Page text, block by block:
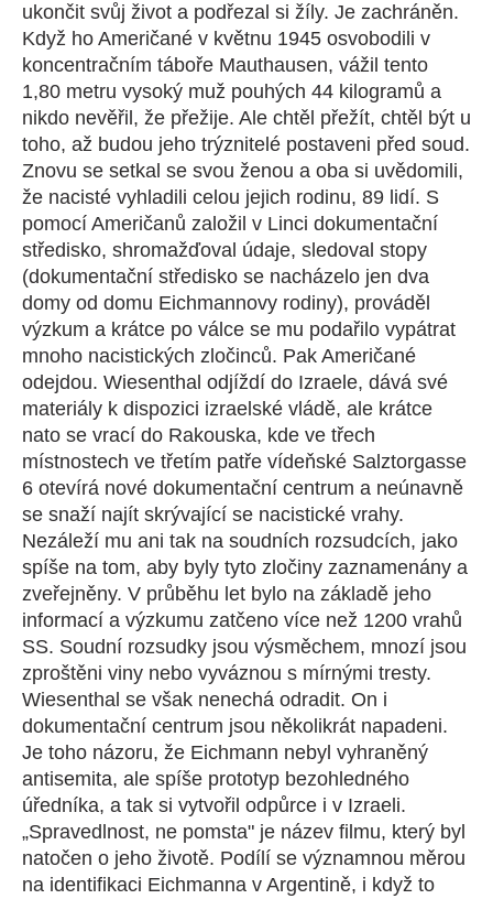
ukončit svůj život a podřezal si žíly. Je zachráněn.
Když ho Američané v květnu 1945 osvobodili v
koncentračním táboře Mauthausen, vážil tento
1,80 metru vysoký muž pouhých 44 kilogramů a
nikdo nevěřil, že přežije. Ale chtěl přežít, chtěl být u
toho, až budou jeho trýznitelé postaveni před soud.
Znovu se setkal se svou ženou a oba si uvědomili,
že nacisté vyhladili celou jejich rodinu, 89 lidí. S
pomocí Američanů založil v Linci dokumentační
středisko, shromažďoval údaje, sledoval stopy
(dokumentační středisko se nacházelo jen dva
domy od domu Eichmannovy rodiny), prováděl
výzkum a krátce po válce se mu podařilo vypátrat
mnoho nacistických zločinců. Pak Američané
odejdou. Wiesenthal odjíždí do Izraele, dává své
materiály k dispozici izraelské vládě, ale krátce
nato se vrací do Rakouska, kde ve třech
místnostech ve třetím patře vídeňské Salztorgasse
6 otevírá nové dokumentační centrum a neúnavně
se snaží najít skrývající se nacistické vrahy.
Nezáleží mu ani tak na soudních rozsudcích, jako
spíše na tom, aby byly tyto zločiny zaznamenány a
zveřejněny. V průběhu let bylo na základě jeho
informací a výzkumu zatčeno více než 1200 vrahů
SS. Soudní rozsudky jsou výsměchem, mnozí jsou
zproštěni viny nebo vyváznou s mírnými tresty.
Wiesenthal se však nenechá odradit. On i
dokumentační centrum jsou několikrát napadeni.
Je toho názoru, že Eichmann nebyl vyhraněný
antisemita, ale spíše prototyp bezohledného
úředníka, a tak si vytvořil odpůrce i v Izraeli.
„Spravedlnost, ne pomsta" je název filmu, který byl
natočen o jeho životě. Podílí se významnou měrou
na identifikaci Eichmanna v Argentině, i když to